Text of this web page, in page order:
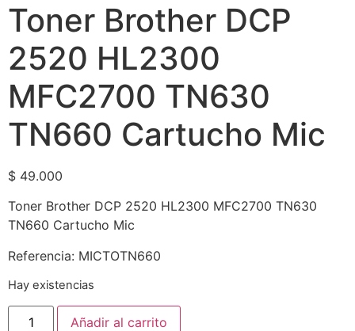
Toner Brother DCP
2520 HL2300
MFC2700 TN630
TN660 Cartucho Mic
$ 49.000
Toner Brother DCP 2520 HL2300 MFC2700 TN630
TN660 Cartucho Mic
Referencia: MICTOTN660
Hay existencias
Añadir al carrito